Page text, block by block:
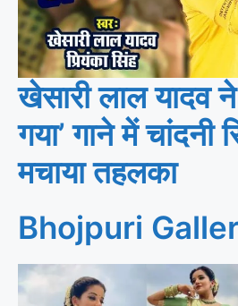
खेसारी लाल यादव
गया’ गाने में
मचाया तहलका
Bhojpuri